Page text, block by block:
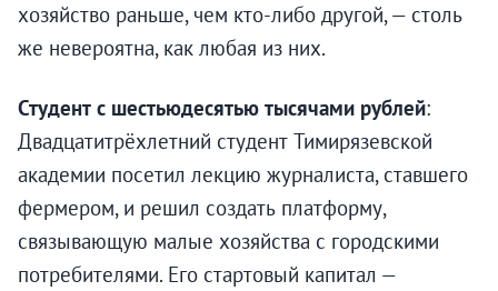
хозяйство раньше, чем кто-либо другой, — столь
же невероятна, как любая из них.
Студент с шестьюдесятью тысячами рублей:
Двадцатитрёхлетний студент Тимирязевской
академии посетил лекцию журналиста, ставшего
фермером, и решил создать платформу,
связывающую малые хозяйства с городскими
потребителями. Его стартовый капитал —